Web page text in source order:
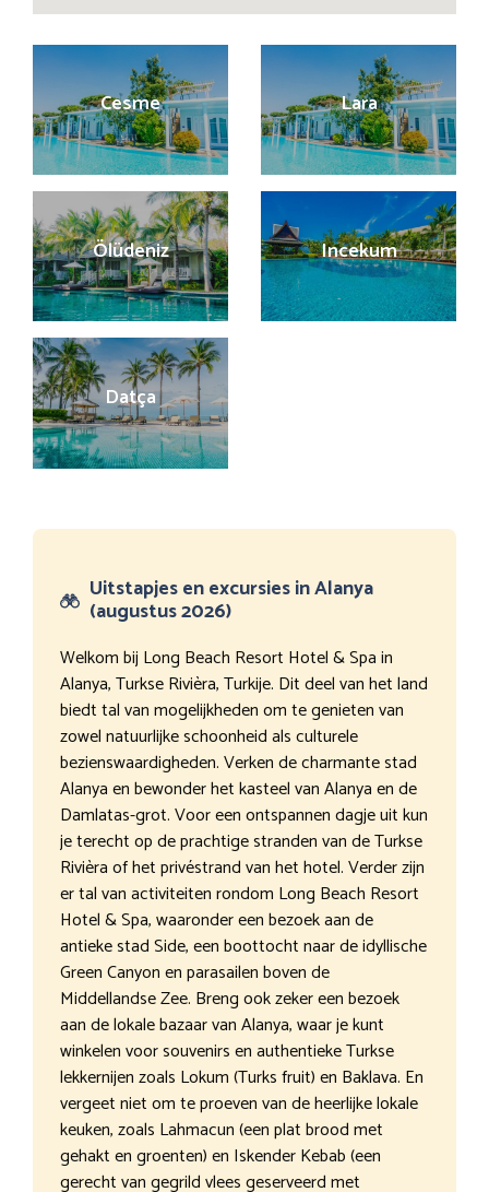
Cesme Lara
Ölüdeniz Incekum
Datça
Uitstapjes en excursies in Alanya
(augustus 2026)
Welkom bij Long Beach Resort Hotel & Spa in
Alanya, Turkse Rivièra, Turkije. Dit deel van het land
biedt tal van mogelijkheden om te genieten van
zowel natuurlijke schoonheid als culturele
bezienswaardigheden. Verken de charmante stad
Alanya en bewonder het kasteel van Alanya en de
Damlatas-grot. Voor een ontspannen dagje uit kun
je terecht op de prachtige stranden van de Turkse
Rivièra of het privéstrand van het hotel. Verder zijn
er tal van activiteiten rondom Long Beach Resort
Hotel & Spa, waaronder een bezoek aan de
antieke stad Side, een boottocht naar de idyllische
Green Canyon en parasailen boven de
Middellandse Zee. Breng ook zeker een bezoek
aan de lokale bazaar van Alanya, waar je kunt
winkelen voor souvenirs en authentieke Turkse
lekkernijen zoals Lokum (Turks fruit) en Baklava. En
vergeet niet om te proeven van de heerlijke lokale
keuken, zoals Lahmacun (een plat brood met
gehakt en groenten) en Iskender Kebab (een
gerecht van gegrild vlees geserveerd met